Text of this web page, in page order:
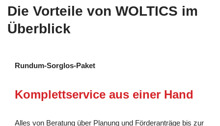
Die Vorteile von WOLTICS im
Überblick
Rundum-Sorglos-Paket
Komplettservice aus einer Hand
Alles von Beratung über Planung und Förderanträge bis zur